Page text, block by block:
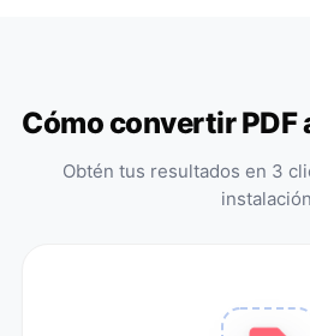
Cómo convertir PDF
Obtén tus resultados en 3